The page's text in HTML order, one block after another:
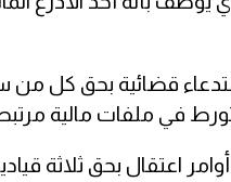
قضائية بحق كل من
في ملفات مالية
اعتقال بحق ثلاثة